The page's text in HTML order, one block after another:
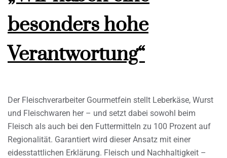
besonders hohe
Verantwortung“
Der Fleischverarbeiter Gourmetfein stellt Leberkäse, Wurst
und Fleischwaren her – und setzt dabei sowohl beim
Fleisch als auch bei den Futtermitteln zu 100 Prozent auf
Regionalität. Garantiert wird dieser Ansatz mit einer
eidesstattlichen Erklärung. Fleisch und Nachhaltigkeit –